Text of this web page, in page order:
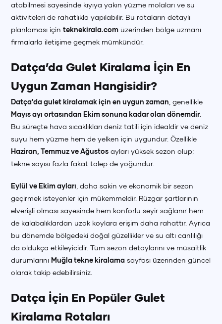
atabilmesi sayesinde kıyıya yakın yüzme molaları ve su
aktiviteleri de rahatlıkla yapılabilir. Bu rotaların detaylı
planlaması içinteknekirala.com üzerinden bölge uzmanı
firmalarla iletişime geçmek mümkündür.
Datça’da Gulet Kiralama İçin En
Uygun Zaman Hangisidir?
Datça’da gulet kiralamak için en uygun zaman , genellikle
Mayıs ayı ortasından Ekim sonuna kadar olan dönemdir
Bu süreçte hava sıcaklıkları deniz tatili için idealdir ve deniz
suyu hem yüzme hem de yelken için uygundur. Özellikle
Haziran, Temmuz ve Ağustos ayları yüksek sezon olup;
tekne sayısı fazla fakat talep de yoğundur.
Eylül ve Ekim ayları , daha sakin ve ekonomik bir sezon
geçirmek isteyenler için mükemmeldir. Rüzgar şartlarının
elverişli olması sayesinde hem konforlu seyir sağlanır hem
de kalabalıklardan uzak koylara erişim daha rahattır. Ayrıca
bu dönemde bölgedeki doğal güzellikler ve su altı canlılığı
da oldukça etkileyicidir. Tüm sezon detaylarını ve müsaitlik
durumlarını Muğla tekne kiralama sayfası üzerinden güncel
olarak takip edebilirsiniz.
Datça İçin En Popüler Gulet
Kiralama Rotaları